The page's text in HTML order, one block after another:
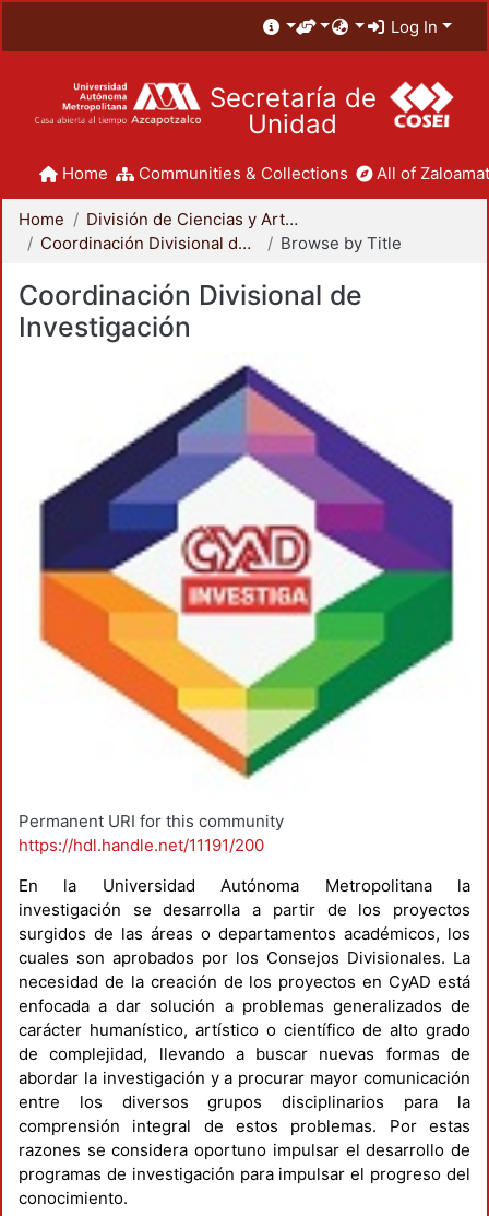
Log In
Secretaría de
Unidad
Home Communities & Collections All of
Home
División de Ciencias y Artes para el Diseño
Coordinación Divisional de Investigación
Browse by Title
Coordinación Divisional de
Investigación
Permanent URI for this community
https://hdl.handle.net/11191/200
En la Universidad Autónoma Metropolitana la
investigación se desarrolla a partir de los proyectos
surgidos de las áreas o departamentos académicos, los
cuales son aprobados por los Consejos Divisionales. La
necesidad de la creación de los proyectos en CyAD está
enfocada a dar solución a problemas generalizados de
carácter humanístico, artístico o científico de alto grado
de complejidad, llevando a buscar nuevas formas de
abordar la investigación y a procurar mayor comunicación
entre los diversos grupos disciplinarios para la
comprensión integral de estos problemas. Por estas
razones se considera oportuno impulsar el desarrollo de
programas de investigación para impulsar el progreso del
conocimiento.